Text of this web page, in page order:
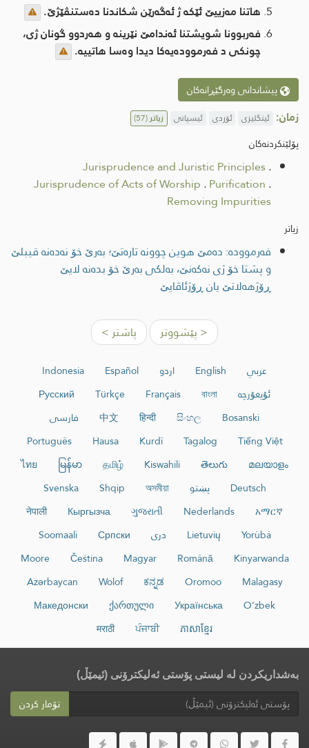
هاتنا مه‌زییێ ئێكه‌ ژ ئه‌گه‌رێن شكاندنا ده‌ستنڤێژێ.
فه‌ربوونا شویشتنا ئه‌ندامێ نێرینه‌ و هه‌ردوو گونان ژی،
چونكی د فه‌رمووده‌یه‌كا دیدا وه‌سا هاتییه‌.
پیشاندانی وەرگێڕانەکان
زمان: ئینگلیزی ئۆردی ئیسپانی زیاتر(57)
پۆلێنکردنەکان
Jurisprudence and Juristic Principles.
Jurisprudence of Acts of Worship .Purification .
Removing Impurities
زیاتر
فەرموودە: ده‌مێ هوین چوونه‌ تاره‌تێ؛ به‌رێ خۆ نه‌ده‌نه‌ قیبلێ
و پشتا خۆ ژی نه‌كه‌نێ، به‌لكی به‌رێ خۆ بده‌نه‌ لایێ
ڕۆژهه‌لاتێ یان ڕۆژئاڤایێ
< پێشووتر پاشتر >
عربي English اردو Español
Indonesia
ئۇيغۇرچە
বাংলা
Français
Türkçe
Русский
Bosanski
සිංහල
हिन्दी
中文
فارسی
Tiếng Việt
Tagalog
Kurdî
Hausa
Português
മലയാളം
తెలుగు
Kiswahili
தமிழ்
မြန်မာ
ไทย
Deutsch
پښتو অসমীয়া
Shqip
Svenska
አማርኛ
Nederlands
ગુજરાતી
Кыргызча
नेपाली
Yorùbá
Lietuvių دری Српски
Soomaali
Kinyarwanda
Română
Magyar
Čeština
Moore
Malagasy
Oromoo
ಕನ್ನಡ
Wolof
Azərbaycan
O‘zbek
Українська
ქართული
Македонски
ភាសាខ្មែរ
ਪੰਜਾਬੀ
मराठी
بەشداریکردن لە لیستی پۆستی ئەلیکترۆنی (ئیمێڵ)
تۆمار کردن